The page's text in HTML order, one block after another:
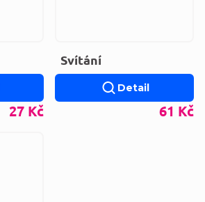
27 Kč
Svítání
61 Kč
Detail